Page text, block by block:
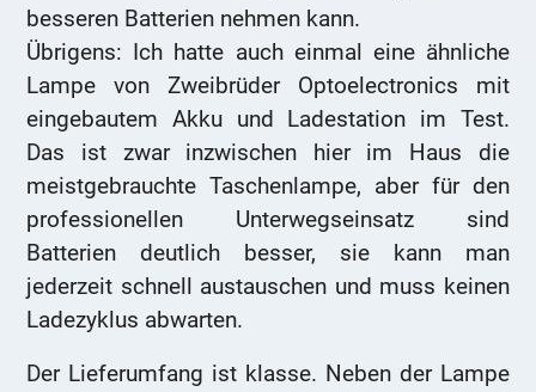
besseren Batterien nehmen kann.
Übrigens: Ich hatte auch einmal eine ähnliche
Lampe von Zweibrüder Optoelectronics mit
eingebautem Akku und Ladestation im Test.
Das ist zwar inzwischen hier im Haus die
meistgebrauchte Taschenlampe, aber für den
professionellen Unterwegseinsatz sind
Batterien deutlich besser, sie kann man
jederzeit schnell austauschen und muss keinen
Ladezyklus abwarten.
Der Lieferumfang ist klasse. Neben der Lampe